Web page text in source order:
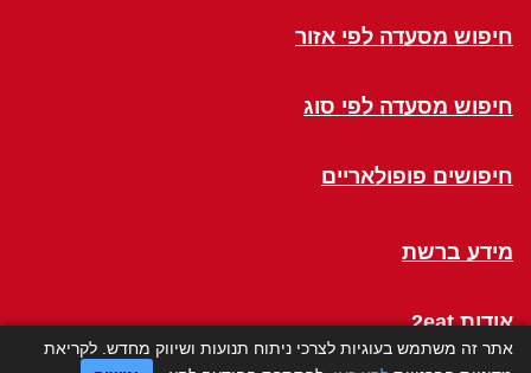
חיפוש מסעדה לפי אזור
חיפוש מסעדה לפי סוג
חיפושים פופולאריים
מידע ברשת
אודות 2eat
אתר זה משתמש בעוגיות לצרכי ניתוח תנועות ושיווק מחדש. לקריאת